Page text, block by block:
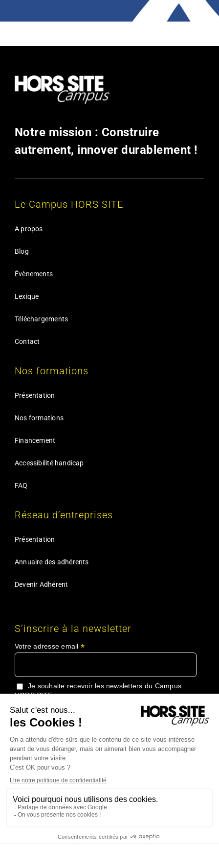
Notre mission : Construire
autrement, innover durablement !
Le Campus HORS SITE
A propos
Blog
Évènements
Lexique
Téléchargements
Contact
Nos formations
Présentation
Nos formations
Financement
Accessibilité handicap
FAQ
Réseau d’entreprises
Présentation
Annuaire des adhérents
Devenir Adhérent
S’inscrire à la newsletter
Votre adresse email *
Je souhaite recevoir les newsletters du Campus
HORS SITE
J'accepte de recevoir les informations du Groupe
HORS SITE
générales de vente|Politique de confidentialité|Plan du site